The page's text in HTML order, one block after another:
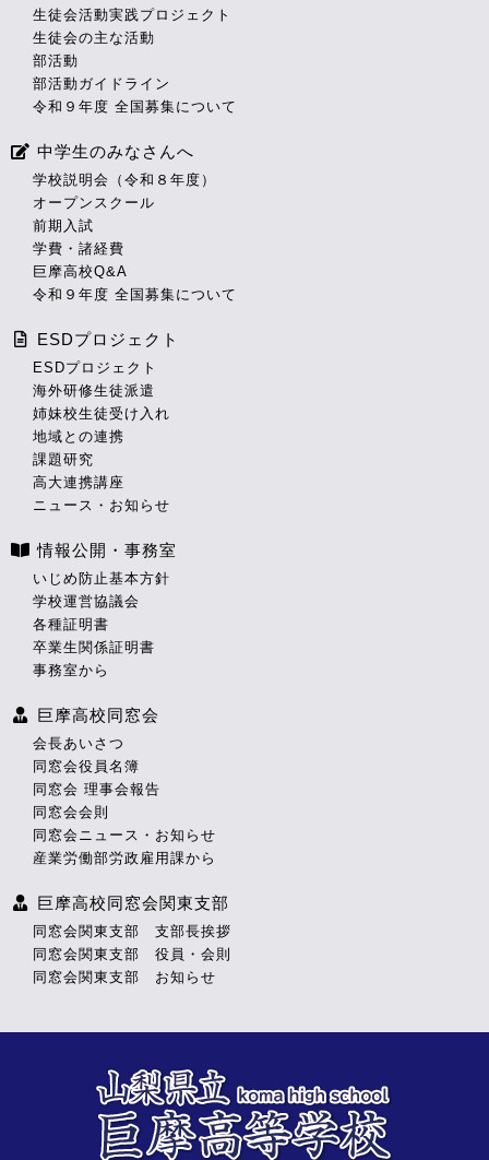
生徒会活動実践プロジェクト
生徒会の主な活動
部活動
部活動ガイドライン
令和９年度 全国募集について
中学生のみなさんへ
学校説明会（令和８年度）
オープンスクール
前期入試
学費・諸経費
巨摩高校Q&A
令和９年度 全国募集について
ESDプロジェクト
ESDプロジェクト
海外研修生徒派遣
姉妹校生徒受け入れ
地域との連携
課題研究
高大連携講座
ニュース・お知らせ
情報公開・事務室
いじめ防止基本方針
学校運営協議会
各種証明書
卒業生関係証明書
事務室から
巨摩高校同窓会
会長あいさつ
同窓会役員名簿
同窓会 理事会報告
同窓会会則
同窓会ニュース・お知らせ
産業労働部労政雇用課から
巨摩高校同窓会関東支部
同窓会関東支部 支部長挨拶
同窓会関東支部 役員・会則
同窓会関東支部 お知らせ